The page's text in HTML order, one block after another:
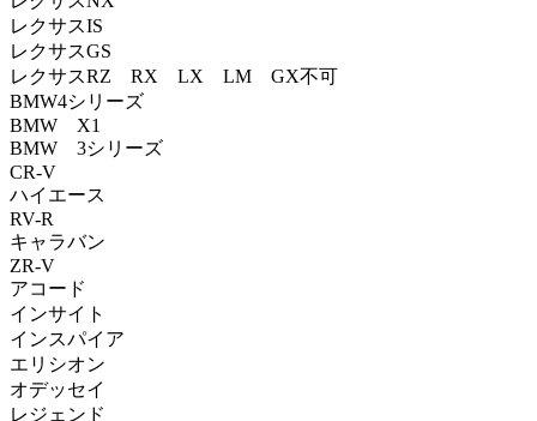
レクサスIS
レクサスGS
レクサスRZ RX LX LM GX不可
BMW4シリーズ
BMW X1
BMW 3シリーズ
CR-V
ハイエース
RV-R
キャラバン
ZR-V
アコード
インサイト
インスパイア
エリシオン
オデッセイ
レジェンド